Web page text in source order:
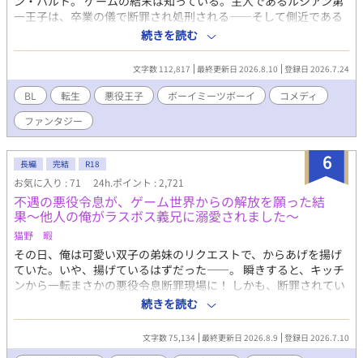
一王子は、卒業の儀で断罪され処刑される——そして側近である
自分も、もれなく一緒に。 死にたくない。だから殿下の好感度を
上げて、処刑エンドを全力回避する。それだけのはずだった。 な
のにこの殿下、「凍った王子」と恐れられているくせに、俺にだ
け野良猫を見せてくるし、俺にだけ詩を読み聞かせてくるし、俺
にだけ——笑う。 「お前は、なぜ俺のそばにいる」 「取り巻きで
すから」 「……そうか」 筋書きを変えるだけのつもりだった。
こいつの笑顔を守りたくなるなんて、聞いてない。 --- ※本作は
『小説家になろう』『カクヨム』にも掲載しています。
続きを読む
文字数 112,817 最終更新日 2026.8.10 登録日 2026.7.24
BL 転生 悪役王子 ボーイミーツボーイ
コメディ
ファンタジー
6
長編 完結 R18
お気に入り : 71 24h.ポイント : 2,721
不遇の悪役令息が、ゲーム世界からの解放を願った結
果〜他人の俺がラスボス義兄に溺愛されました〜
猫野 暇
その日、俺は可愛い双子の弟妹のリクエストで、からあげを揚げ
ていた。いや、揚げているはずだった――。 瞬きすると、キッチ
ンから一転まさかの悪役令息断罪現場に！ しかも、断罪されてい
るのは俺自身。どうやら俺は、18禁BLゲームの悪役令息ジュリア
スと入れ替わってしまったらしい。ゲームはもう終盤。悪役令息
の役目を終えたのなら、フェードアウトしたっていいよな？ だけ
ど、公爵邸に行ってみたら、本当のジュリアスについて知ること
続きを読む
文字数 75,134 最終更新日 2026.8.9 登録日 2026.7.10